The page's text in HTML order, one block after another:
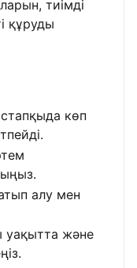
тиімді
құруды
көп
алу мен
уақытта және